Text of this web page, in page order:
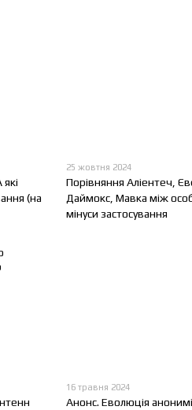
(на
25 жовтня 2024
Порівняння Аліентеч,
Даймокс, Мавка між
мінуси застосування
16 травня 2024
Анонс. Еволюція